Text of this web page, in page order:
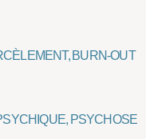
BURN-OUT
PSYCHOSE